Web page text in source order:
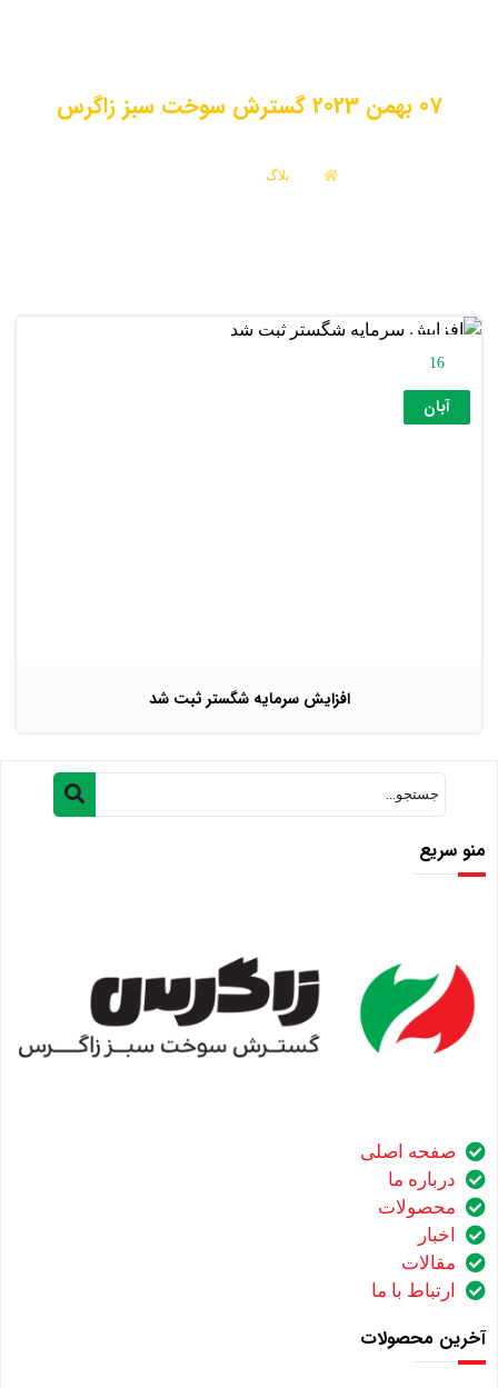
07 بهمن 2023 گسترش سوخت سبز زاگرس
بلاگ
افزایش سرمایه شگستر ثبت شد
16
آبان
منو سریع
صفحه اصلی
درباره ما
محصولات
اخبار
مقالات
ارتباط با ما
آخرین محصولات